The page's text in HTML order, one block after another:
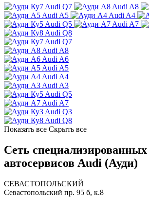
Audi Q7 Audi A8
Audi A5
Audi A4
Audi Q5
Audi A7
Audi Q8
Audi Q7
Audi A8
Audi A6
Audi A5
Audi A4
Audi A3
Audi Q5
Audi A7
Audi Q3
Audi Q8
Показать все Скрыть все
Сеть специализированных
автосервисов Audi (Ауди)
СЕВАСТОПОЛЬСКИЙ
Севастопольский пр. 95 б, к.8